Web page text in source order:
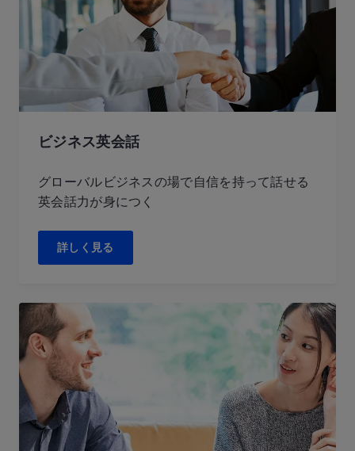
ビジネス英会話
グローバルビジネスの場で自信を持って話せる
英会話力が身につく
詳しく見る